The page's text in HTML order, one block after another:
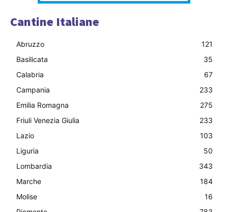
Cantine Italiane
Abruzzo
121
Basilicata
35
Calabria
67
Campania
233
Emilia Romagna
275
Friuli Venezia Giulia
233
Lazio
103
Liguria
50
Lombardia
343
Marche
184
Molise
16